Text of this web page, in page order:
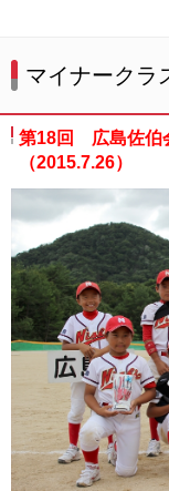
試合結果
想い出アルバム
卒団生の声
ガンバレ！広島西
「体験」「見学
寄付のお願い
質問コーナー Ｑ＆
マイナークラ
第18回 広島佐伯
（2015.7.26）